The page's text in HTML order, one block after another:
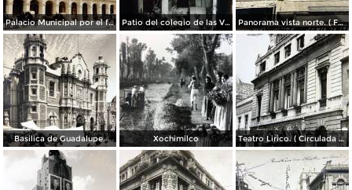
Palacio Municipal por el fotografo Hugo Brehme.. Patio del colegio de las Vizcainas por el fotografo Hugo Brehme. Panorama vista norte. ( Fechada el 20 de Junio de 1905 ).
Basilica de Guadalupe. Xochimilco Teatro Lirico. ( Circulada el 1 de Agosto de 1926 ).